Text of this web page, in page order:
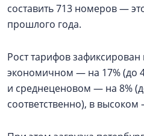
составить 713 номеров —
прошлого года.
Рост тарифов зафиксирован
экономичном — на 17% (до
и среднеценовом — на 8%
соответственно), в